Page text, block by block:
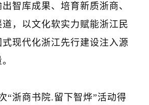
智库成果、培育新质浙商、
，以文化软实力赋能浙江民
现代化浙江先行建设注入源
商书院.留下智烨”活动得